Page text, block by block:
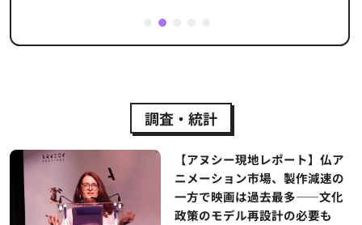
2
調査・統計
【アヌシー現地レポート】仏ア
ニメーション市場、製作減速の
一方で映画は過去最多——文化
政策のモデル再設計の必要も